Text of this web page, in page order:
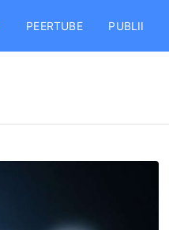
PEERTUBE PUBLII